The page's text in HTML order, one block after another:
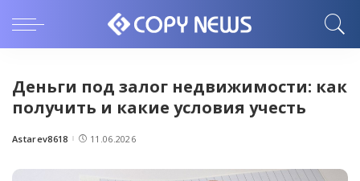
Деньги под залог недвижимости: как
получить и какие условия учесть
Posted
Astarev8618 11.06.2026